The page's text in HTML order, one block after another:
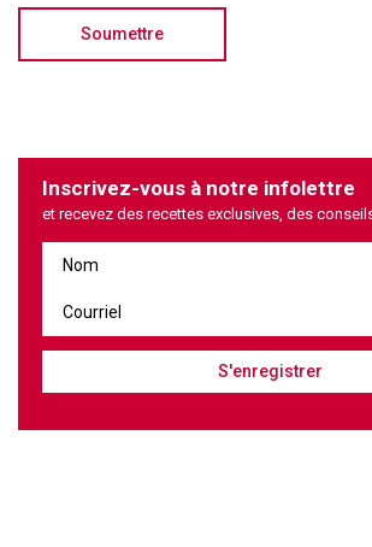
Inscrivez-vous à notre infolettre
et recevez des recettes exclusives, des